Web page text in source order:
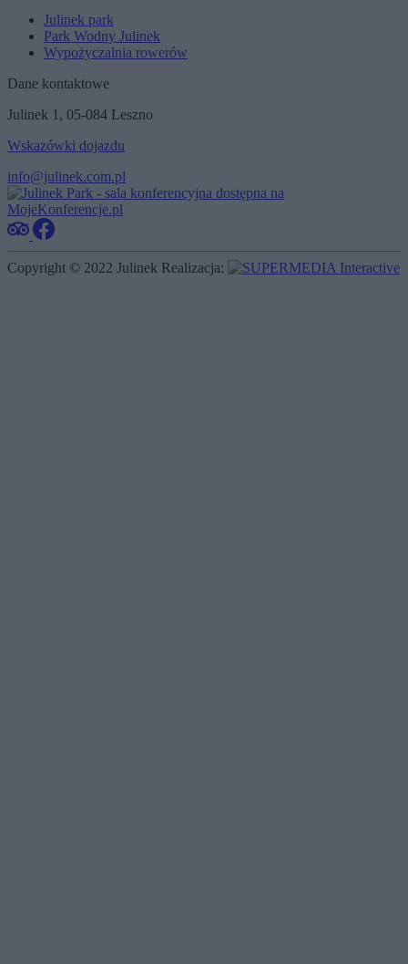
Julinek park
Park Wodny Julinek
Wypożyczalnia rowerów
Dane kontaktowe
Julinek 1, 05-084 Leszno
Wskazówki dojazdu
info@julinek.com.pl
Copyright © 2022 Julinek Realizacja: